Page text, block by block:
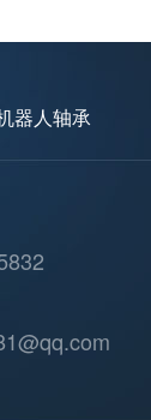
器人轴承